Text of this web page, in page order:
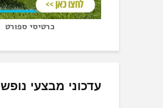
כרטיסי ספורט
עדכוני מבצעי נופש